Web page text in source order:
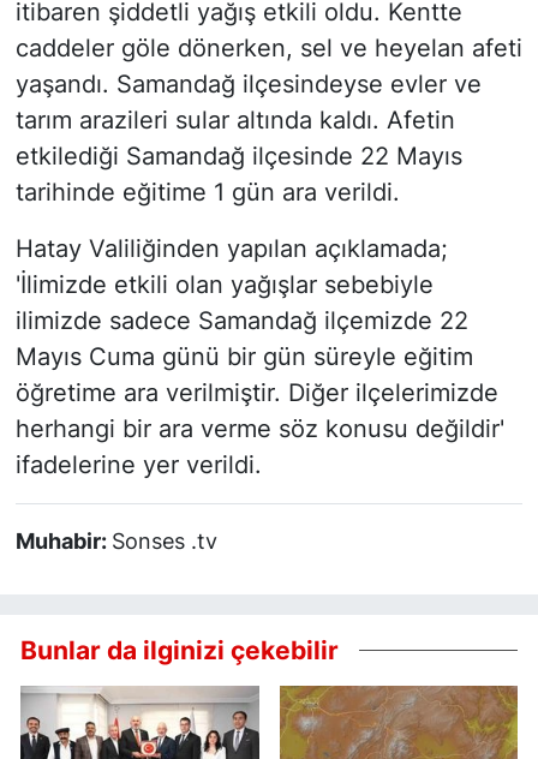
itibaren şiddetli yağış etkili oldu. Kentte
caddeler göle dönerken, sel ve heyelan afeti
yaşandı. Samandağ ilçesindeyse evler ve
tarım arazileri sular altında kaldı. Afetin
etkilediği Samandağ ilçesinde 22 Mayıs
tarihinde eğitime 1 gün ara verildi.
Hatay Valiliğinden yapılan açıklamada;
'İlimizde etkili olan yağışlar sebebiyle
ilimizde sadece Samandağ ilçemizde 22
Mayıs Cuma günü bir gün süreyle eğitim
öğretime ara verilmiştir. Diğer ilçelerimizde
herhangi bir ara verme söz konusu değildir'
ifadelerine yer verildi.
Muhabir: Sonses .tv
Bunlar da ilginizi çekebilir